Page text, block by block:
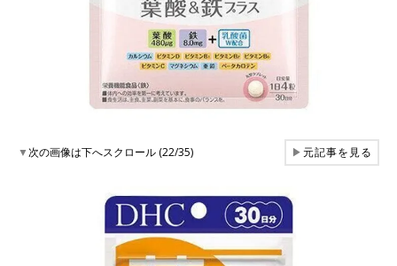
▼次の画像は下へスクロール (22/35) ▶元記事を見る